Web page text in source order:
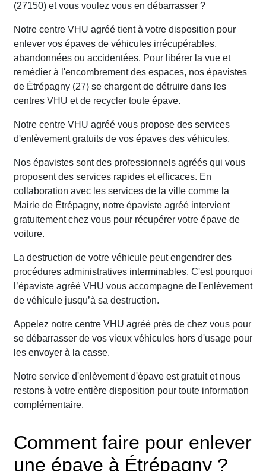
(27150) et vous voulez vous en débarrasser ?
Notre centre VHU agréé tient à votre disposition pour
enlever vos épaves de véhicules irrécupérables,
abandonnées ou accidentées. Pour libérer la vue et
remédier à l'encombrement des espaces, nos épavistes
de Étrépagny (27) se chargent de détruire dans les
centres VHU et de recycler toute épave.
Notre centre VHU agréé vous propose des services
d'enlèvement gratuits de vos épaves des véhicules.
Nos épavistes sont des professionnels agréés qui vous
proposent des services rapides et efficaces. En
collaboration avec les services de la ville comme la
Mairie de Étrépagny, notre épaviste agréé intervient
gratuitement chez vous pour récupérer votre épave de
voiture.
La destruction de votre véhicule peut engendrer des
procédures administratives interminables. C'est pourquoi
l’épaviste agréé VHU vous accompagne de l'enlèvement
de véhicule jusqu’à sa destruction.
Appelez notre centre VHU agréé près de chez vous pour
se débarrasser de vos vieux véhicules hors d'usage pour
les envoyer à la casse.
Notre service d'enlèvement d'épave est gratuit et nous
restons à votre entière disposition pour toute information
complémentaire.
Comment faire pour enlever
une épave à Étrépagny ?